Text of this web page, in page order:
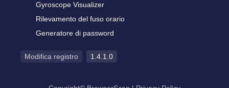
Gyroscope Visualizer
Rilevamento del fuso orario
Generatore di password
Modifica registro 1.4.1.0